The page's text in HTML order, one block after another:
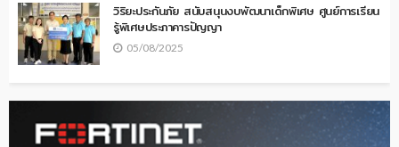
วิริยะประกันภัย สนับสนุนงบพัฒนาเด็กพิเศษ ศูนย์การเรียน
รู้พิเศษประภาคารปัญญา
05/08/2025